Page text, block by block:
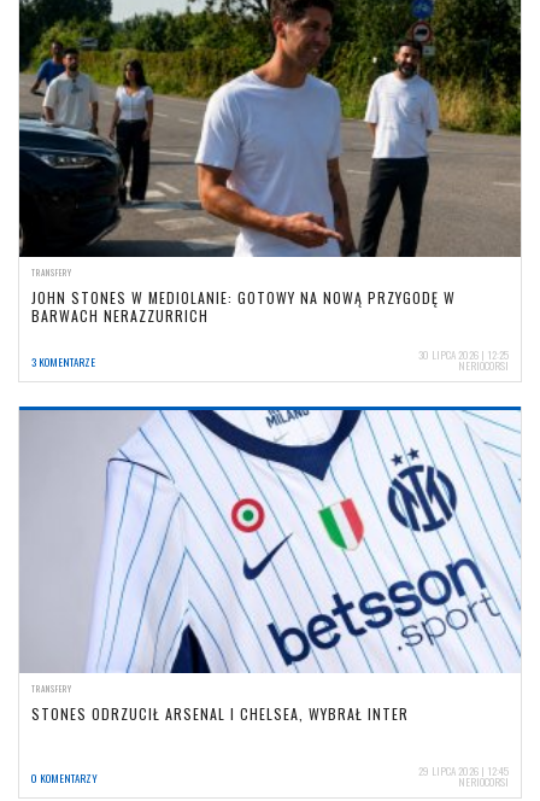
TRANSFERY
JOHN STONES W MEDIOLANIE: GOTOWY NA NOWĄ PRZYGODĘ W
BARWACH NERAZZURRICH
3 KOMENTARZE 30 LIPCA 2026 | 12:25
NERIOCORSI
TRANSFERY
STONES ODRZUCIŁ ARSENAL I CHELSEA, WYBRAŁ INTER
0 KOMENTARZY 29 LIPCA 2026 | 12:45
NERIOCORSI